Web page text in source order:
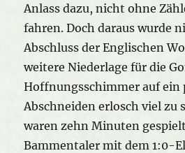
Anlass dazu, nicht ohne
fahren. Doch daraus wurde
Abschluss der Englischen
weitere Niederlage für die
Hoffnungsschimmer auf ein
Abschneiden erlosch viel zu
waren zehn Minuten
Bammentaler mit dem 1:0-